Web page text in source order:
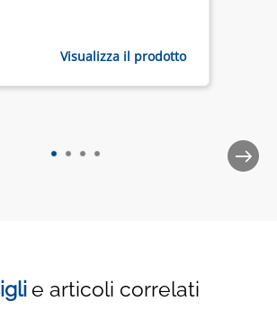
Visualizza il prodotto
e articoli correlati